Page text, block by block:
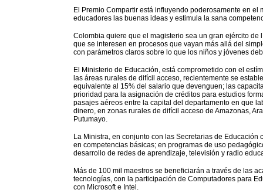
El Premio Compartir está influyendo poderosamente en
educadores las buenas ideas y estimula la sana
Colombia quiere que el magisterio sea un gran ejército
que se interesen en procesos que vayan más allá del
con parámetros claros sobre lo que los niños y jóvenes
El Ministerio de Educación, está comprometido con el
las áreas rurales de difícil acceso, recientemente se
equivalente al 15% del salario que devenguen; las
prioridad para la asignación de créditos para estudios
pasajes aéreos entre la capital del departamento en que
dinero, en zonas rurales de difícil acceso de Amazonas,
Putumayo.
La Ministra, en conjunto con las Secretarias de
en competencias básicas; en programas de uso
desarrollo de redes de aprendizaje, televisión y radio
Más de 100 mil maestros se beneficiarán a través de las
tecnologías, con la participación de Computadores para
con Microsoft e Intel.